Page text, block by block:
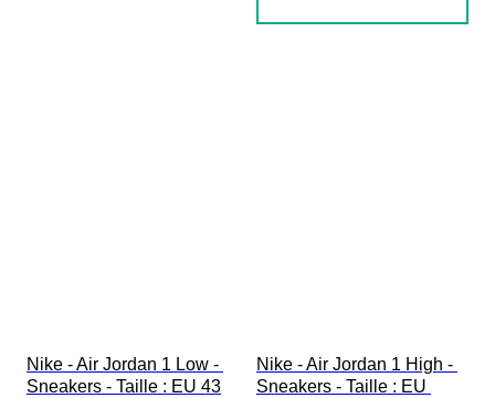
Nike - Air Jordan 1 Low -
Sneakers - Taille : EU 43
Nike - Air Jordan 1 High -
Sneakers - Taille : EU